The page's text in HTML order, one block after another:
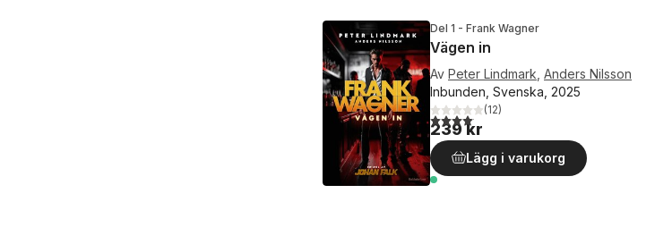
Del 1 - Frank Wagner
Vägen in
Av Peter Lindmark Anders Nilsson
Inbunden, Svenska, 2025
4,1utav 5 stjärnor. Totalt antal röster:
(12)
239 kr
Lägg i varukorg